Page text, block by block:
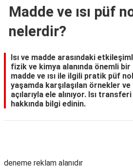
Madde ve ısı püf
nelerdir?
Isı ve madde arasındaki
fizik ve kimya alanında önemli bir
madde ve ısı ile ilgili pratik püf
yaşamda karşılaşılan örnekler ve
açılarıyla ele alınıyor. Isı
hakkında bilgi edinin.
deneme reklam alanıdır